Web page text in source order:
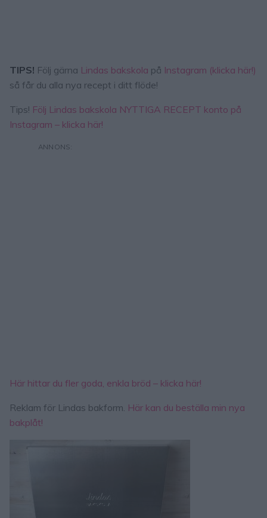
TIPS! Följ gärna Lindas bakskola på Instagram (klicka här!)
så får du alla nya recept i ditt flöde!
Tips! Följ Lindas bakskola NYTTIGA RECEPT konto på
Instagram – klicka här!
Här hittar du fler goda, enkla bröd – klicka här!
Reklam för Lindas bakform. Här kan du beställa min nya
bakplåt!